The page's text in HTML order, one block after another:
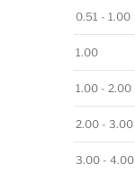
0.51 - 1.00
1.00
1.00 - 2.00
2.00 - 3.00
3.00 - 4.00